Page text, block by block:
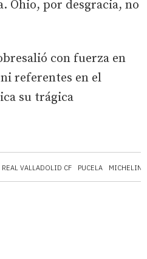
REAL VALLADOLID CF PUCELA MICHELIN
Ohio, por desgracia, no
con fuerza en
referentes en el
su trágica